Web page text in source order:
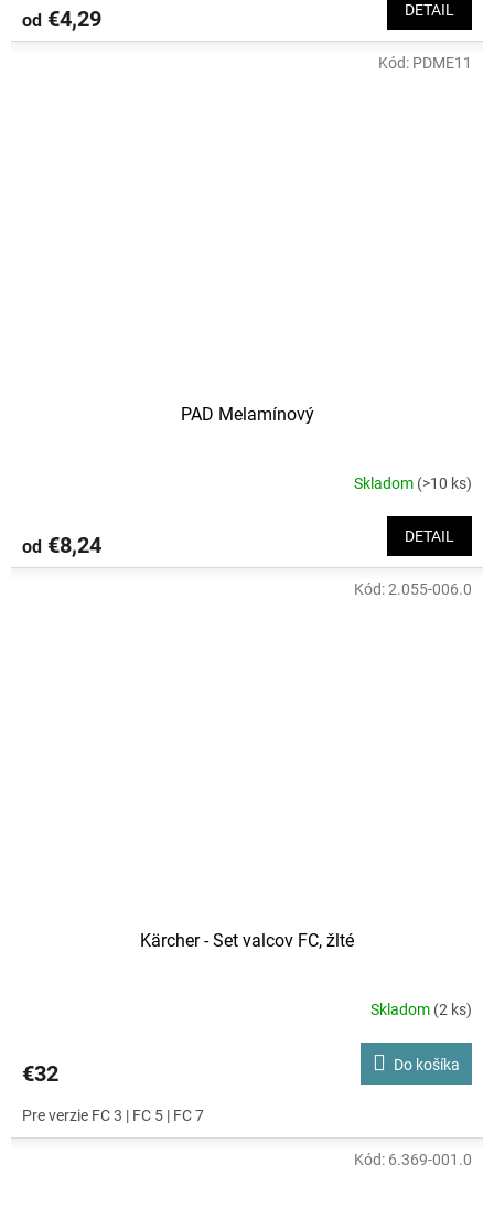
od €4,29 DETAIL
PAD Melamínový
Skladom (>10 ks)
od €8,24 DETAIL
Kód: PDME11
Kärcher - Set valcov FC, žlté
Skladom (2 ks)
€32 Do košíka
Pre verzie FC 3 | FC 5 | FC 7
Kód:2.055-006.0
Kód: 6.369-001.0